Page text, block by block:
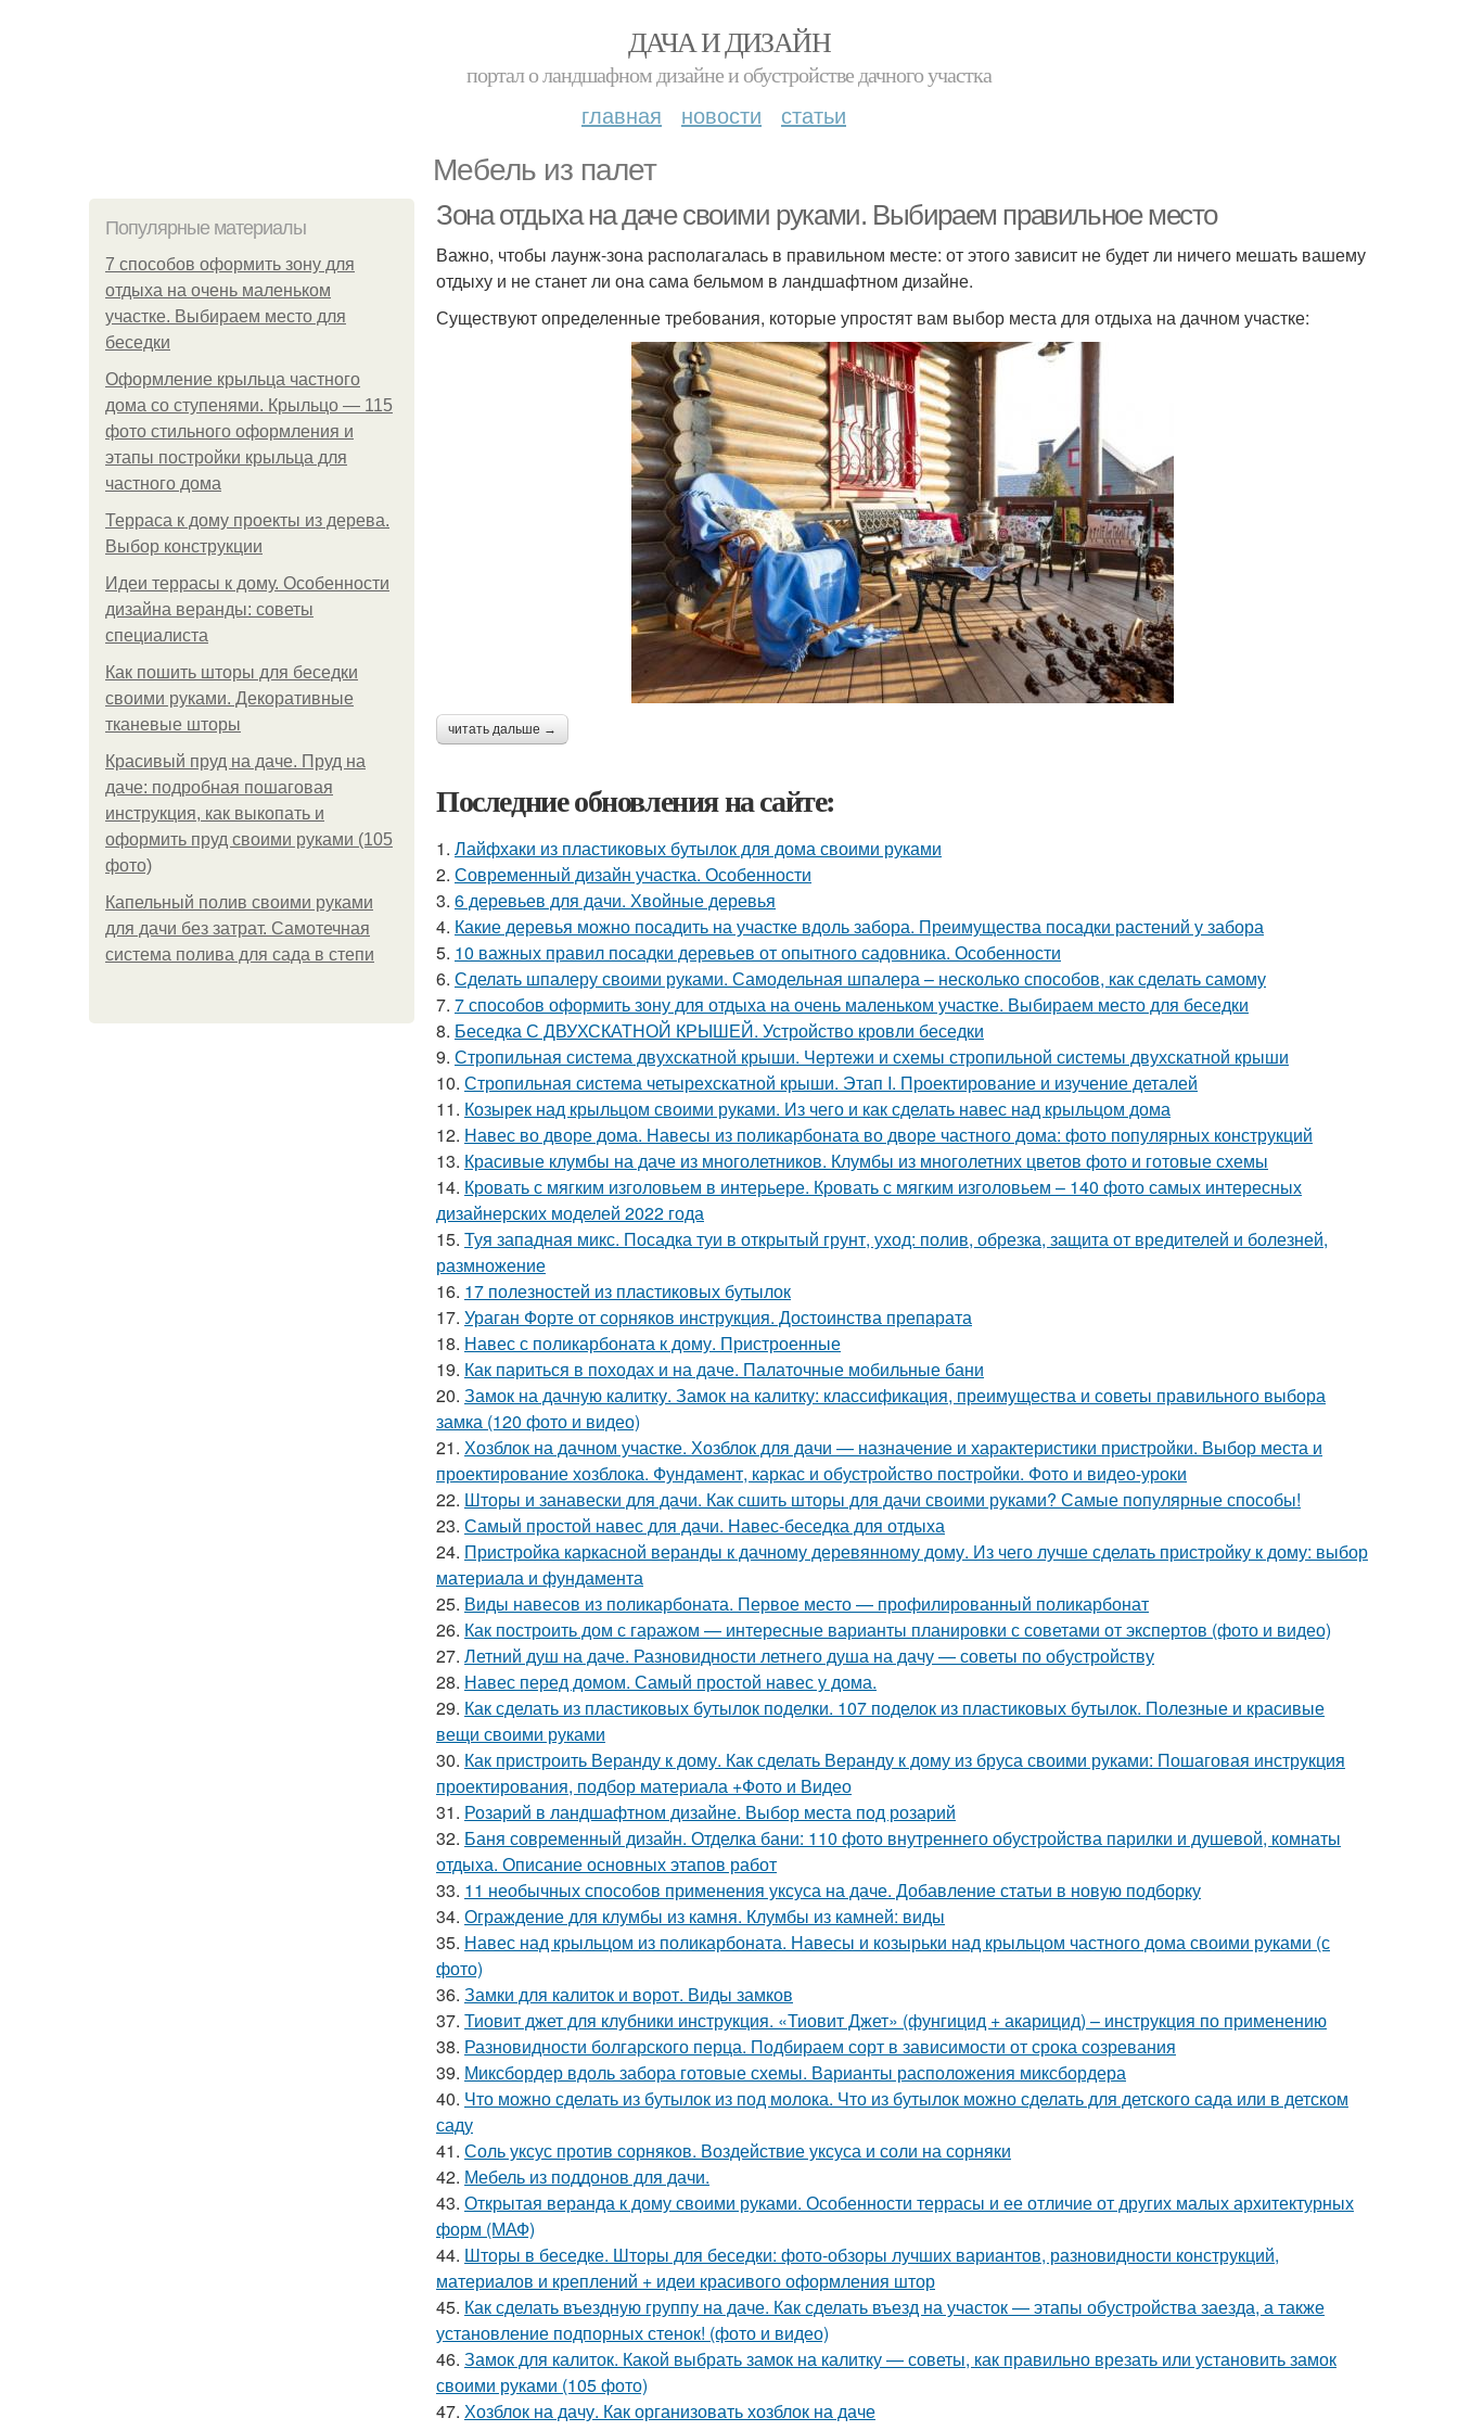
ДАЧА И ДИЗАЙН
портал о ландшафном дизайне и обустройстве дачного участка
главная новости статьи
Мебель из палет
Популярные материалы
7 способов оформить зону для
отдыха на очень маленьком
участке. Выбираем место для
беседки
Оформление крыльца частного
дома со ступенями. Крыльцо — 115
фото стильного оформления и
этапы постройки крыльца для
частного дома
Терраса к дому проекты из дерева.
Выбор конструкции
Идеи террасы к дому. Особенности
дизайна веранды: советы
специалиста
Как пошить шторы для беседки
своими руками. Декоративные
тканевые шторы
Красивый пруд на даче. Пруд на
даче: подробная пошаговая
инструкция, как выкопать и
оформить пруд своими руками (105
фото)
Капельный полив своими руками
для дачи без затрат. Самотечная
система полива для сада в степи
Зона отдыха на даче своими руками. Выбираем правильное место
Важно, чтобы лаунж-зона располагалась в правильном месте: от этого зависит не будет ли ничего мешать вашему
отдыху и не станет ли она сама бельмом в ландшафтном дизайне.
Существуют определенные требования, которые упростят вам выбор места для отдыха на дачном участке:
читать дальше →
Последние обновления на сайте:
1. Лайфхаки из пластиковых бутылок для дома своими руками
2. Современный дизайн участка. Особенности
3. 6 деревьев для дачи. Хвойные деревья
4. Какие деревья можно посадить на участке вдоль забора. Преимущества посадки растений у забора
5. 10 важных правил посадки деревьев от опытного садовника. Особенности
6. Сделать шпалеру своими руками. Самодельная шпалера – несколько способов, как сделать самому
7. 7 способов оформить зону для отдыха на очень маленьком участке. Выбираем место для беседки
8. Беседка С ДВУХСКАТНОЙ КРЫШЕЙ. Устройство кровли беседки
9. Стропильная система двухскатной крыши. Чертежи и схемы стропильной системы двухскатной крыши
10. Стропильная система четырехскатной крыши. Этап I. Проектирование и изучение деталей
11. Козырек над крыльцом своими руками. Из чего и как сделать навес над крыльцом дома
12. Навес во дворе дома. Навесы из поликарбоната во дворе частного дома: фото популярных конструкций
13. Красивые клумбы на даче из многолетников. Клумбы из многолетних цветов фото и готовые схемы
14. Кровать с мягким изголовьем в интерьере. Кровать с мягким изголовьем – 140 фото самых интересных
дизайнерских моделей 2022 года
15. Туя западная микс. Посадка туи в открытый грунт, уход: полив, обрезка, защита от вредителей и болезней,
размножение
16. 17 полезностей из пластиковых бутылок
17. Ураган Форте от сорняков инструкция. Достоинства препарата
18. Навес с поликарбоната к дому. Пристроенные
19. Как париться в походах и на даче. Палаточные мобильные бани
20. Замок на дачную калитку. Замок на калитку: классификация, преимущества и советы правильного выбора
замка (120 фото и видео)
21. Хозблок на дачном участке. Хозблок для дачи — назначение и характеристики пристройки. Выбор места и
проектирование хозблока. Фундамент, каркас и обустройство постройки. Фото и видео-уроки
22. Шторы и занавески для дачи. Как сшить шторы для дачи своими руками? Самые популярные способы!
23. Самый простой навес для дачи. Навес-беседка для отдыха
24. Пристройка каркасной веранды к дачному деревянному дому. Из чего лучше сделать пристройку к дому: выбор
материала и фундамента
25. Виды навесов из поликарбоната. Первое место — профилированный поликарбонат
26. Как построить дом с гаражом — интересные варианты планировки с советами от экспертов (фото и видео)
27. Летний душ на даче. Разновидности летнего душа на дачу — советы по обустройству
28. Навес перед домом. Самый простой навес у дома.
29. Как сделать из пластиковых бутылок поделки. 107 поделок из пластиковых бутылок. Полезные и красивые
вещи своими руками
30. Как пристроить Веранду к дому. Как сделать Веранду к дому из бруса своими руками: Пошаговая инструкция
проектирования, подбор материала +Фото и Видео
31. Розарий в ландшафтном дизайне. Выбор места под розарий
32. Баня современный дизайн. Отделка бани: 110 фото внутреннего обустройства парилки и душевой, комнаты
отдыха. Описание основных этапов работ
33. 11 необычных способов применения уксуса на даче. Добавление статьи в новую подборку
34. Ограждение для клумбы из камня. Клумбы из камней: виды
35. Навес над крыльцом из поликарбоната. Навесы и козырьки над крыльцом частного дома своими руками (с
фото)
36. Замки для калиток и ворот. Виды замков
37. Тиовит джет для клубники инструкция. «Тиовит Джет» (фунгицид + акарицид) – инструкция по применению
38. Разновидности болгарского перца. Подбираем сорт в зависимости от срока созревания
39. Миксбордер вдоль забора готовые схемы. Варианты расположения миксбордера
40. Что можно сделать из бутылок из под молока. Что из бутылок можно сделать для детского сада или в детском
саду
41. Соль уксус против сорняков. Воздействие уксуса и соли на сорняки
42. Мебель из поддонов для дачи.
43. Открытая веранда к дому своими руками. Особенности террасы и ее отличие от других малых архитектурных
форм (МАФ)
44. Шторы в беседке. Шторы для беседки: фото-обзоры лучших вариантов, разновидности конструкций,
материалов и креплений + идеи красивого оформления штор
45. Как сделать въездную группу на даче. Как сделать въезд на участок — этапы обустройства заезда, а также
установление подпорных стенок! (фото и видео)
46. Замок для калиток. Какой выбрать замок на калитку — советы, как правильно врезать или установить замок
своими руками (105 фото)
47. Хозблок на дачу. Как организовать хозблок на даче